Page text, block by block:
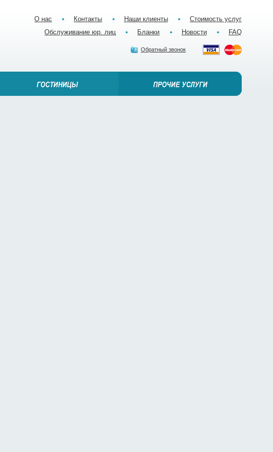
О нас Контакты Наши клиенты
Стоимость услуг
Обслуживание юр. лиц
Бланки Новости FAQ
Обратный звонок